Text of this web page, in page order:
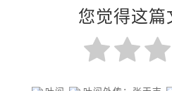
您觉得这篇